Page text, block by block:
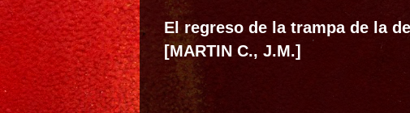
El regreso de la trampa de la
[MARTIN C., J.M.]